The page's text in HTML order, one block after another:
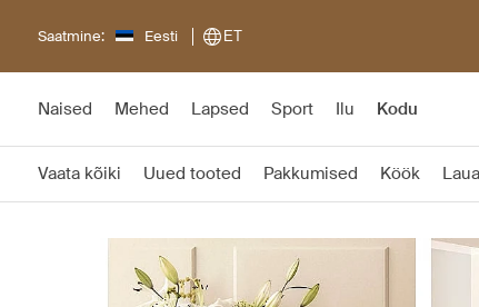
Saatmine: Eesti ET
Naised Mehed Lapsed Sport Ilu Kodu
Vaata kõiki Uued tooted Pakkumised Köök